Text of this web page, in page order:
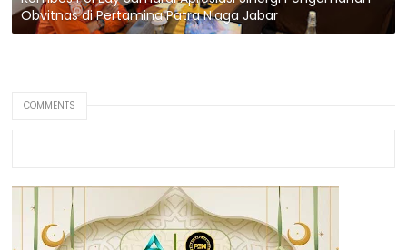
Obvitnas di Pertamina Patra Niaga Jabar
COMMENTS